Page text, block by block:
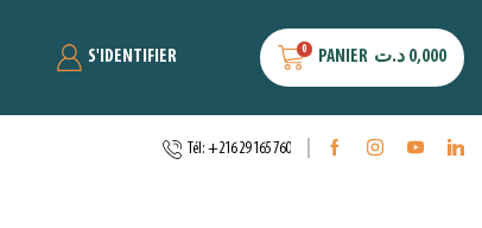
S'IDENTIFIER 0 PANIER 0,000 د.ت
Tél: +216 29 165 760